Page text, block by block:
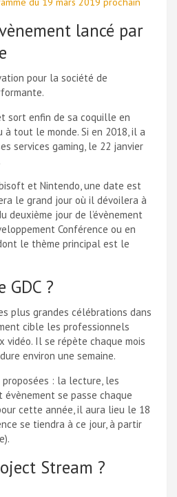
lancé par
pour la société de
sort enfin de sa coquille en
tout le monde. Si en 2018, il a
services gaming, le 22 janvier
et Nintendo, une date est
le grand jour où il dévoilera à
deuxième jour de l’évènement
Conférence ou en
le thème principal est le
GDC ?
plus grandes célébrations dans
cible les professionnels
vidéo. Il se répète chaque mois
environ une semaine.
: la lecture, les
évènement se passe chaque
cette année, il aura lieu le 18
se tiendra à ce jour, à partir
Stream ?